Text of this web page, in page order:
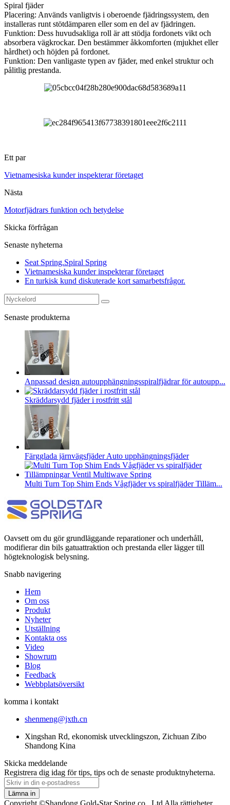
Spiral fjäder
Placering: Används vanligtvis i oberoende fjädringssystem, den
installeras runt stötdämparen eller som en del av fjädringen.
Funktion: Dess huvudsakliga roll är att stödja fordonets vikt och
absorbera vägkrockar. Den bestämmer åkkomforten (mjukhet eller
hårdhet) och höjden på fordonet.
Funktion: Den vanligaste typen av fjäder, med enkel struktur och
pålitlig prestanda.
Ett par
Vietnamesiska kunder inspekterar företaget
Nästa
Motorfjädrars funktion och betydelse
Skicka förfrågan
Senaste nyheterna
Seat Spring.Spiral Spring
Vietnamesiska kunder inspekterar företaget
En turkisk kund diskuterade kort samarbetsfrågor.
Senaste produkterna
Anpassad design autoupphängningsspiralfjädrar för autoupp...
Skräddarsydd fjäder i rostfritt stål
Färgglada järnvägsfjäder Auto upphängningsfjäder
Multi Turn Top Shim Ends Vågfjäder vs spiralfjäder Tilläm...
Oavsett om du gör grundläggande reparationer och underhåll,
modifierar din bils gatuattraktion och prestanda eller lägger till
högteknologisk belysning.
Snabb navigering
Hem
Om oss
Produkt
Nyheter
Utställning
Kontakta oss
Video
Showrum
Blog
Feedback
Webbplatsöversikt
komma i kontakt
shenmeng@jxth.cn
Xingshan Rd, ekonomisk utvecklingszon, Zichuan Zibo
Shandong Kina
Skicka meddelande
Registrera dig idag för tips, tips och de senaste produktnyheterna.
Lämna in
Copyright ©Shandong Gold-Star Spring co., Ltd Alla rättigheter